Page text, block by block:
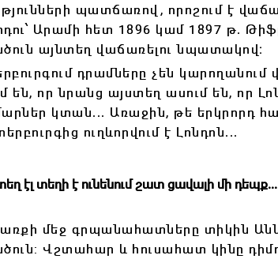
պատճառով, որոշում է
Արամի հետ 1896 կամ 1897 թ.
այնտեղ վաճառելու նպատակով։
դրամները չեն կարողանում
են, որ նրանց այստեղ ասում են, որ
կտան․․․ Առաջին, թե երկրորդ
ուղևորվում է Լոնդոն․․․
էլ տեղի է ունենում շատ ցավալի մի դեպք․․․
մեջ գրպանահատները տիկին
Վշտահար և հուսահատ կինը